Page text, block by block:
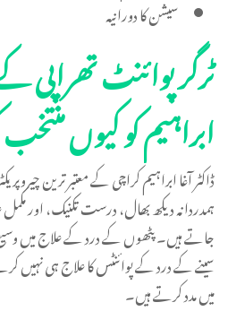
سیشن کا دورانیہ
ٹرگر پوائنٹ تھراپی
ابراہیم کو کیوں
ڈاکٹر آغا ابراہیم کراچی کے معتبر ترین
ہمدردانہ دیکھ بھال، درست تکنیک، اور
جاتے ہیں۔ پٹھوں کے درد کے علاج میں
سینے کے درد کے پوائنٹس کا علاج ہی نہیں
میں مدد کرتے ہیں۔